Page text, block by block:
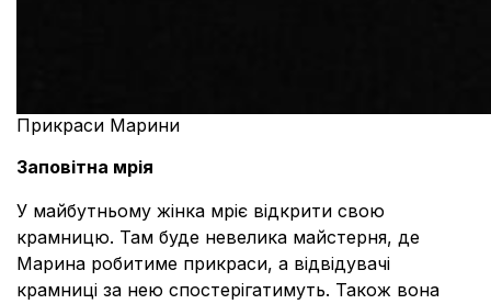
Прикраси Марини
Заповітна мрія
У майбутньому жінка мріє відкрити свою
крамницю. Там буде невелика майстерня, де
Марина робитиме прикраси, а відвідувачі
крамниці за нею спостерігатимуть. Також вона